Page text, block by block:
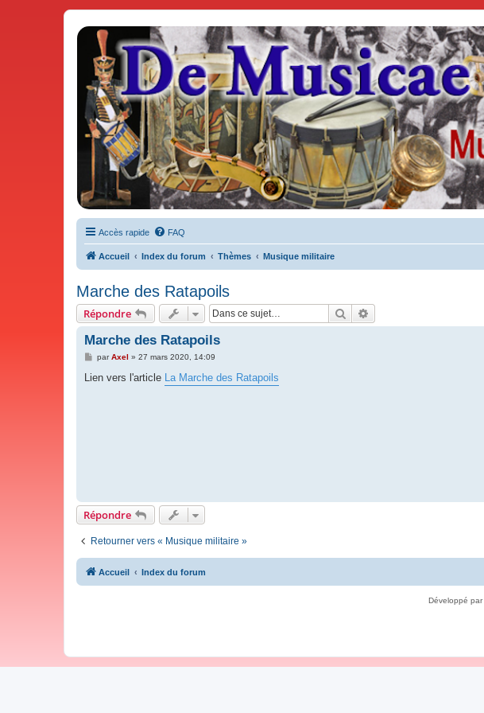
De Musicae Militari - Forums
Forums de discussions
Accès rapide FAQ
Accueil Index du forum Thèmes Musique militaire
Marche des Ratapoils
Répondre Rechercher
Marche des Ratapoils
M
s
parAxel » 27 mars 2020, 14:09
Lien vers l'article La Marche des Ratapoils
Répondre
Retourner vers « Musique militaire »
Accueil Index du forum
Développé par